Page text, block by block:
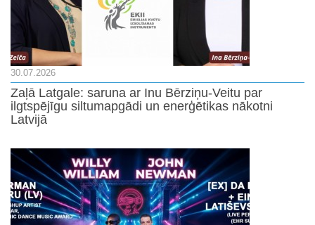
30.07.2026
Zaļā Latgale: saruna ar Inu Bērziņu-Veitu par
ilgtspējīgu siltumapgādi un enerģētikas nākotni
Latvijā